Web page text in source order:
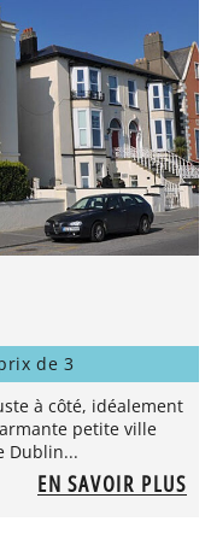
de 3
à côté, idéalement
petite ville
Dublin...
EN SAVOIR PLUS